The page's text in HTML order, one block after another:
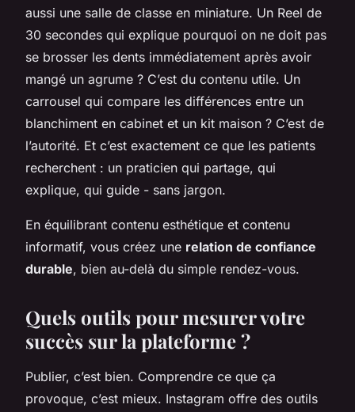
aussi une salle de classe en miniature. Un Reel de
30 secondes qui explique pourquoi on ne doit pas
se brosser les dents immédiatement après avoir
mangé un agrume ? C’est du contenu utile. Un
carrousel qui compare les différences entre un
blanchiment en cabinet et un kit maison ? C’est de
l’autorité. Et c’est exactement ce que les patients
recherchent : un praticien qui partage, qui
explique, qui guide - sans jargon.
En équilibrant contenu esthétique et contenu
informatif, vous créez une relation de confiance
durable, bien au-delà du simple rendez-vous.
Quels outils pour mesurer votre
succès sur la plateforme ?
Publier, c’est bien. Comprendre ce que ça
provoque, c’est mieux. Instagram offre des outils